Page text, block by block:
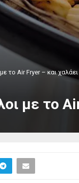
το Air Fryer – και
με το